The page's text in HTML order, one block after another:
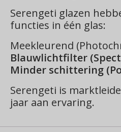
Serengeti glazen
functies in één glas:
Meekleurend
Blauwlichtfilter
Minder schittering
Serengeti is
jaar aan ervaring.